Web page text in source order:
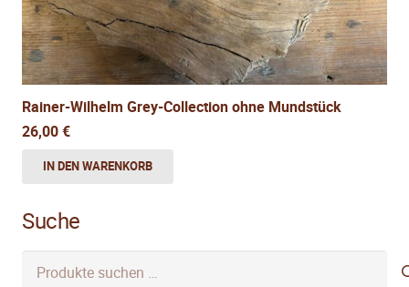
Rainer-Wilhelm Grey-Collection ohne Mundstück
26,00€
IN DEN WARENKORB
Suche